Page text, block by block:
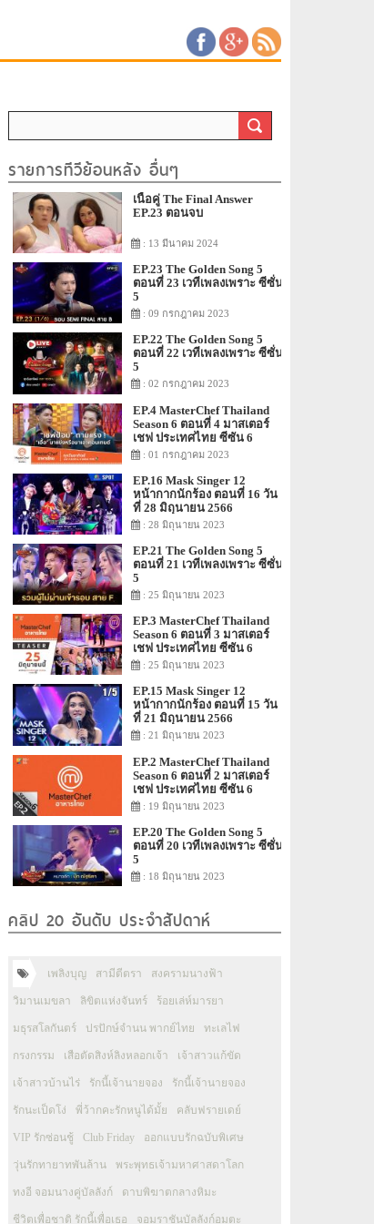
รายการทีวีย้อนหลัง อื่นๆ
เนื้อคู่ The Final Answer
EP.23 ตอนจบ
: 13 มีนาคม 2024
EP.23 The Golden Song 5
ตอนที่ 23 เวทีเพลงเพราะ ซีซั่น
5
: 09 กรกฎาคม 2023
EP.22 The Golden Song 5
ตอนที่ 22 เวทีเพลงเพราะ ซีซั่น
5
: 02 กรกฎาคม 2023
EP.4 MasterChef Thailand
Season 6 ตอนที่ 4 มาสเตอร์
เชฟ ประเทศไทย ซีซัน 6
: 01 กรกฎาคม 2023
EP.16 Mask Singer 12
หน้ากากนักร้อง ตอนที่ 16 วัน
ที่ 28 มิถุนายน 2566
: 28 มิถุนายน 2023
EP.21 The Golden Song 5
ตอนที่ 21 เวทีเพลงเพราะ ซีซั่น
5
: 25 มิถุนายน 2023
EP.3 MasterChef Thailand
Season 6 ตอนที่ 3 มาสเตอร์
เชฟ ประเทศไทย ซีซัน 6
: 25 มิถุนายน 2023
EP.15 Mask Singer 12
หน้ากากนักร้อง ตอนที่ 15 วัน
ที่ 21 มิถุนายน 2566
: 21 มิถุนายน 2023
EP.2 MasterChef Thailand
Season 6 ตอนที่ 2 มาสเตอร์
เชฟ ประเทศไทย ซีซัน 6
: 19 มิถุนายน 2023
EP.20 The Golden Song 5
ตอนที่ 20 เวทีเพลงเพราะ ซีซั่น
5
: 18 มิถุนายน 2023
คลิป 20 อันดับ ประจำสัปดาห์
เพลิงบุญ สามีตีตรา สงครามนางฟ้า
วิมานเมขลา ลิขิตแห่งจันทร์ ร้อยเล่ห์มารยา
มธุรสโลกันตร์ ปรปักษ์จำนน พากย์ไทย ทะเลไฟ
กรงกรรม เสือตัดสิงห์ลิงหลอกเจ้า เจ้าสาวแก้ขัด
เจ้าสาวบ้านไร่ รักนี้เจ้านายจอง รักนี้เจ้านายจอง
รักนะเป็ดโง่ พี่ว้ากคะรักหนูได้มั้ย คลับฟรายเดย์
VIP รักซ่อนชู้ Club Friday ออกแบบรักฉบับพิเศษ
วุ่นรักทายาทพันล้าน พระพุทธเจ้ามหาศาสดาโลก
ทงอี จอมนางคู่บัลลังก์ ดาบพิฆาตกลางหิมะ
ชีวิตเพื่อชาติ รักนี้เพื่อเธอ จอมราชันบัลลังก์อมตะ